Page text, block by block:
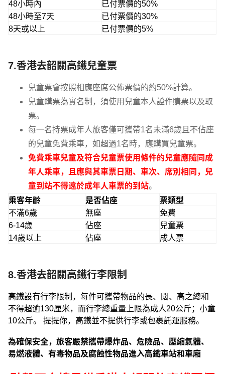
48小時內
已付票價的50%
48小時至7天
已付票價的30%
8天或以上
已付票價的5%
7.香港去韶關高鐵兒童票
兒童票會按照相應座席公佈票價的約50%計算。
兒童購票為實名制，須使用兒童本人證件購票以及取
票。
每一名持票成年人旅客僅可攜帶1名未滿6歲且不佔座
的兒童免費乘車，如超過1名時，應購買兒童票。
免費乘車兒童及符合兒童票使用條件的兒童應隨同成
年人乘車，且應與其車票日期、車次、席別相同，兒
童到站不得遠於成年人車票的到站。
乘客年齡
是否佔座
票類型
不滿6歲
無座
免費
6-14歲
佔座
兒童票
14歲以上
佔座 成人票
8.香港去韶關高鐵行李限制
高鐵設有行李限制，每件可攜帶物品的長、闊、高之總和
不得超逾130厘米，而行李總重量上限為成人20公斤；小童
10公斤。 提提你，高鐵並不提供行李或包裹託運服務。
為確保安全，旅客嚴禁攜帶爆炸品、危險品、壓縮氣體、
易燃液體、有毒物品及腐蝕性物品進入高鐵車站和車廂